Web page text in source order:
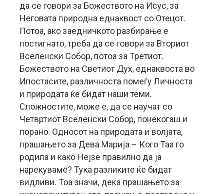
да се говори за Божеството на Исус, за
Неговата природна еднаквост со Отецот.
Потоа, ако заедничкото разбирање е
постигнато, треба да се говори за Вториот
Вселенски Собор, потоа за Третиот.
Божеството на Светиот Дух, еднаквоста во
Ипостасите, различноста помеѓу Личноста
и природата ќе бидат наши теми.
Сложностите, може е, да се научат со
Четвртиот Вселенски Собор, понекогаш и
порано. Односот на природата и волјата,
прашањето за Дева Марија – Кого Таа го
родила и како Нејзе правилно да ја
нарекуваме? Тука разликите ќе бидат
видливи. Тоа значи, дека прашањето за